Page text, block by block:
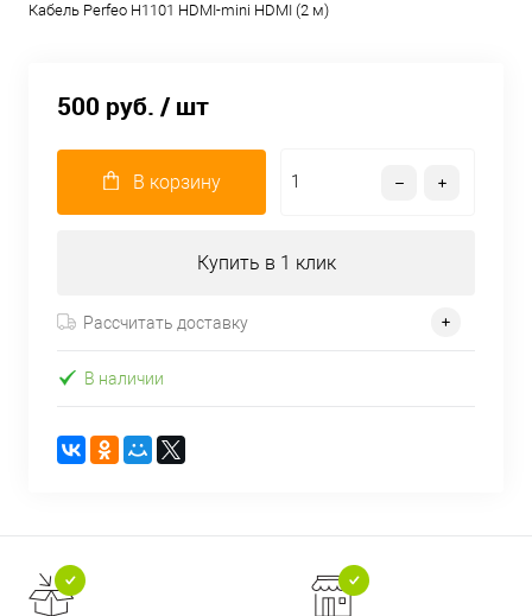
Кабель Perfeo H1101 HDMI-mini HDMI (2 м)
500 руб. / шт
В корзину
Купить в 1 клик
Рассчитать доставку
В наличии